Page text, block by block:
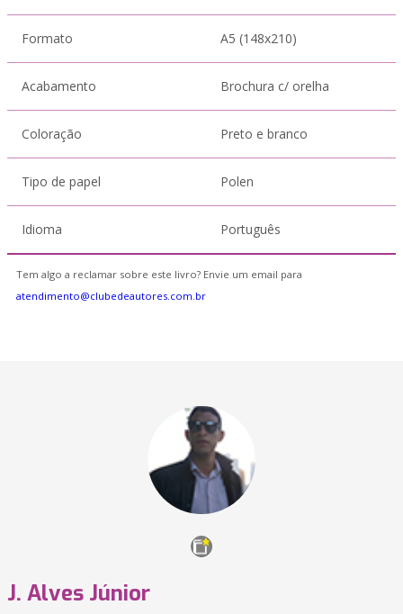
Formato A5 (148x210)
Acabamento Brochura c/ orelha
Coloração Preto e branco
Tipo de papel Polen
Idioma Português
Tem algo a reclamar sobre este livro? Envie um email para
atendimento@clubedeautores.com.br
J. Alves Júnior